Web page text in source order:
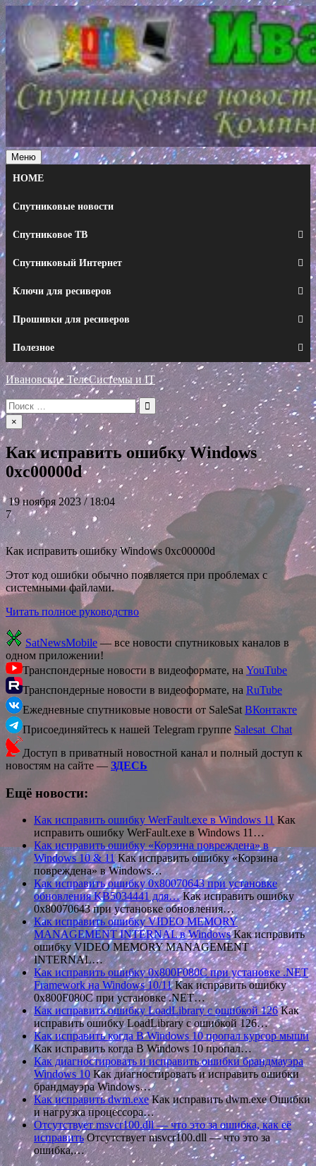
Перейти
к
содержимому
Меню
HOME
Спутниковые новости
Спутниковое ТВ
Спутниковый Интернет
Ключи для ресиверов
Прошивки для ресиверов
Полезное
Ивановские ТелеСистемы и IT
Искать:
×
Как исправить ошибку Windows
0xc00000d
19 ноября 2023 / 18:04
7
Как исправить ошибку Windows 0xc00000d
Этот код ошибки обычно появляется при проблемах с
системными файлами.
Читать полное руководство
SatNewsMobile— все новости спутниковых каналов в
одном приложении!
Транспондерные новости в видеоформате, на YouTube
Транспондерные новости в видеоформате, на RuTube
Ежедневные спутниковые новости от SaleSat ВКонтакте
Присоединяйтесь к нашей Telegram группеSalesat_Chat
Доступ в приватный новостной канал и полный доступ к
новостям на сайте — ЗДЕСЬ
Ещё новости:
Как исправить ошибку WerFault.exe в Windows 11 Как
исправить ошибку WerFault.exe в Windows 11…
Как исправить ошибку «Корзина повреждена» в
Windows 10 & 11Как исправить ошибку «Корзина
повреждена» в Windows…
Как исправить ошибку 0x80070643 при установке
обновления KB5034441 для…Как исправить ошибку
0x80070643 при установке обновления…
Как исправить ошибку VIDEO MEMORY
MANAGEMENT INTERNAL в WindowsКак исправить
ошибку VIDEO MEMORY MANAGEMENT
INTERNAL…
Как исправить ошибку 0x800F080C при установке .NET
Framework на Windows 10/11Как исправить ошибку
0x800F080C при установке .NET…
Как исправить ошибку LoadLibrary с ошибкой 126Как
исправить ошибку LoadLibrary с ошибкой 126…
Как исправить когда В Windows 10 пропал курсор мыши
Как исправить когда В Windows 10 пропал…
Как диагностировать и исправить ошибки брандмауэра
Windows 10 Как диагностировать и исправить ошибки
брандмауэра Windows…
Как исправить dwm.exeКак исправить dwm.exe Ошибки
и нагрузка процессора…
Отсутствует msvcr100.dll — что это за ошибка, как её
исправитьОтсутствует msvcr100.dll — что это за
ошибка,…